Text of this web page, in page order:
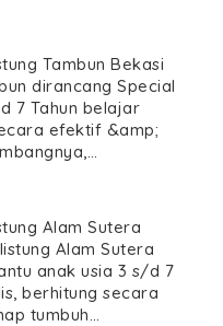
Tambun Bekasi
dirancang Special
7 Tahun belajar
efektif &amp;
Alam Sutera
Alam Sutera
anak usia 3 s/d 7
berhitung secara
tumbuh…